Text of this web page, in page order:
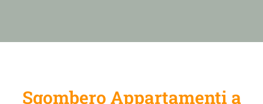
Sgombero Appartamenti a